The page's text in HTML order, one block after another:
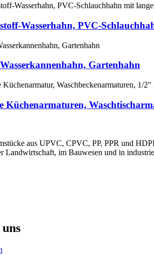
Wasserhahn, PVC-
Gartenhahn
Küchenarmaturen,
aus UPVC, CPVC, PP, PPR und
Landwirtschaft, im Bauwesen und in